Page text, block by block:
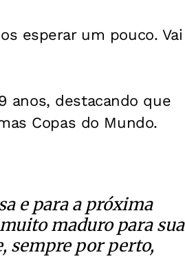
esperar um pouco. Vai
anos, destacando que
Copas do Mundo.
e para a próxima
maduro para sua
sempre por perto,